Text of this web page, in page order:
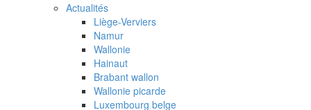
Actualités
Liège-Verviers
Namur
Wallonie
Hainaut
Brabant wallon
Wallonie picarde
Luxembourg belge